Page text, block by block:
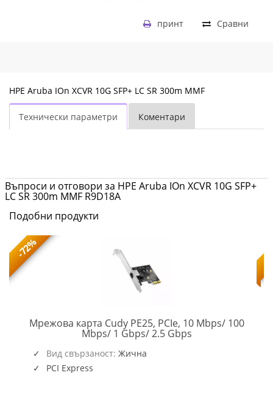
Сравни
принт
HPE Aruba IOn XCVR 10G SFP+ LC SR 300m MMF
Технически параметри Коментари
Въпроси и отговори за HPE Aruba IOn XCVR 10G SFP+
LC SR 300m MMF R9D18A
Подобни продукти
-72%
Мрежова карта Cudy PE25, PCIe, 10 Mbps/ 100
Mbps/ 1 Gbps/ 2.5 GbpsCUDY-
Вид свързаност: Жична
PCI Express